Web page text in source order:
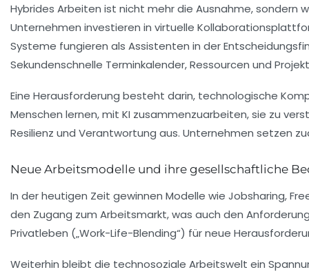
Hybrides Arbeiten ist nicht mehr die Ausnahme, sondern
Unternehmen investieren in virtuelle
Systeme fungieren als Assistenten in der
Sekundenschnelle Terminkalender, Ressourcen und
Eine Herausforderung besteht darin, technologische
Menschen lernen, mit KI zusammenzuarbeiten, sie zu
Resilienz und Verantwortung aus. Unternehmen setzen
Neue Arbeitsmodelle und ihre gesellschaftliche
In der heutigen Zeit gewinnen Modelle wie Jobsharing,
den Zugang zum Arbeitsmarkt, was auch den
Privatleben („Work-Life-Blending“) für neue
Weiterhin bleibt die technosoziale Arbeitswelt ein